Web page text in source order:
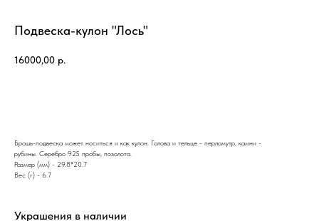
Подвеска-кулон "Лось"
16000,00 р.
Брошь-подвеска может носиться и как кулон. Голова и тельце - перламутр, камни -
рубины. Серебро 925 пробы, позолота.
Размер (мм) - 29.8*20.7
Вес (г) - 6.7
Украшения в наличии